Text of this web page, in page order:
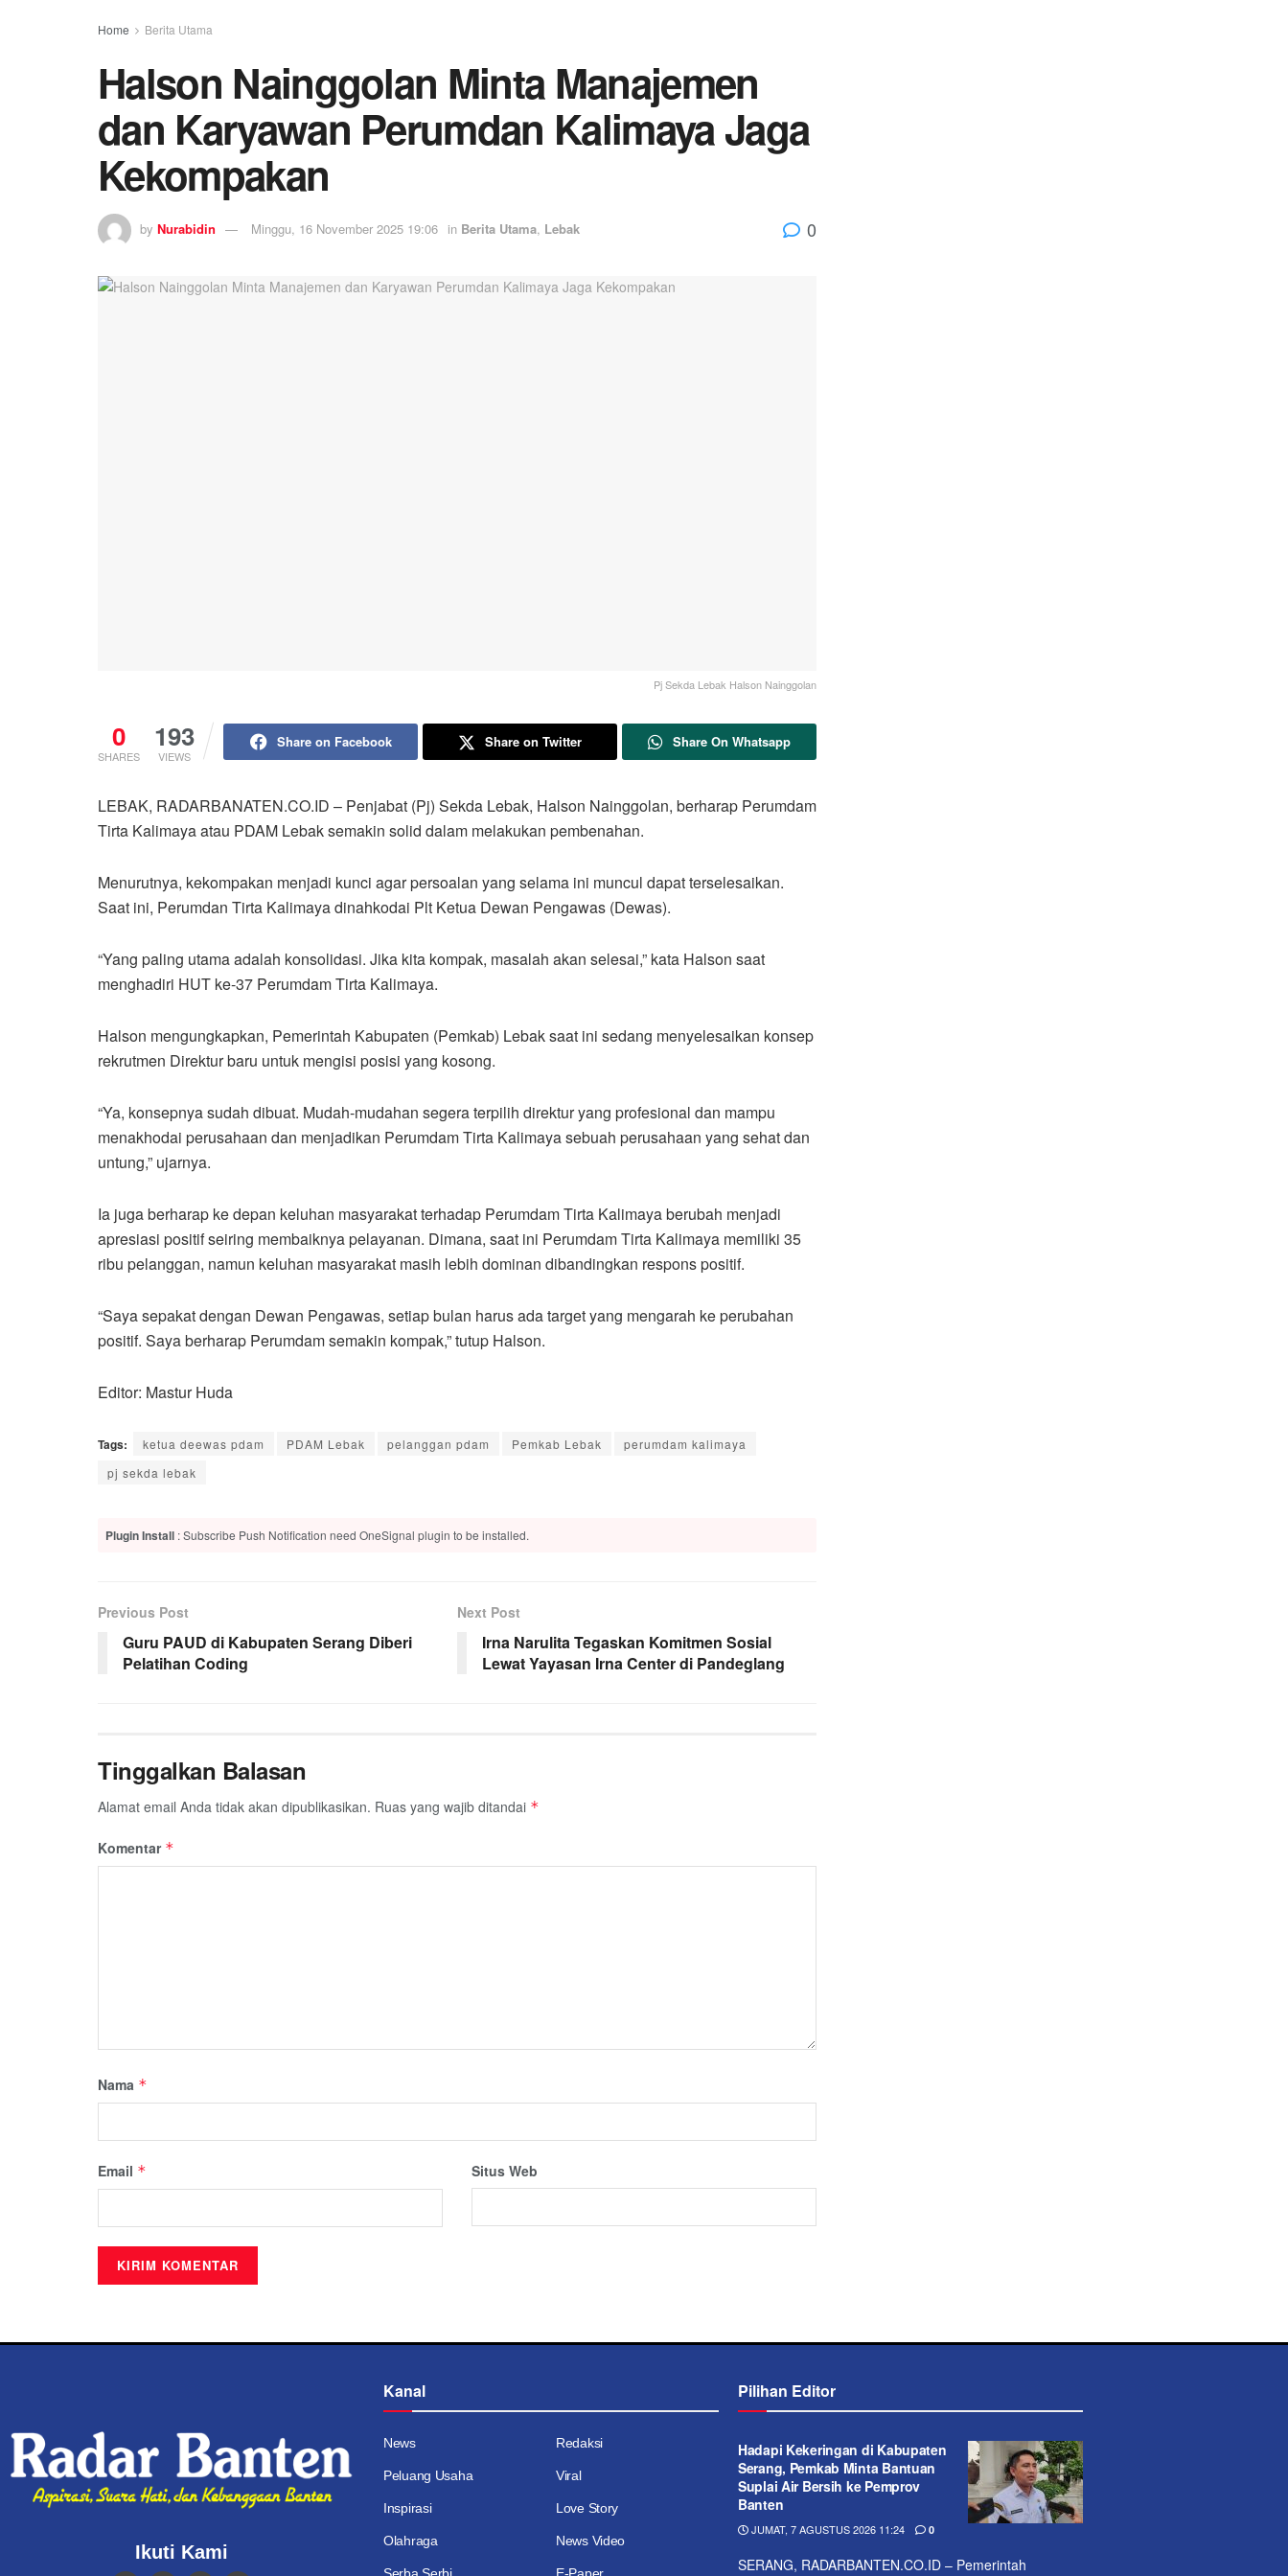
Home Berita Utama
Halson Nainggolan Minta Manajemen
dan Karyawan Perumdan Kalimaya Jaga
Kekompakan
by Nurabidin Minggu, 16 November 2025 19:06 in Berita Utama, Lebak 0
Pj Sekda Lebak Halson Nainggolan
0
SHARES
193
VIEWS
Share on Facebook Share on Twitter Share On Whatsapp
LEBAK, RADARBANATEN.CO.ID – Penjabat (Pj) Sekda Lebak, Halson Nainggolan, berharap Perumdam
Tirta Kalimaya atau PDAM Lebak semakin solid dalam melakukan pembenahan.
Menurutnya, kekompakan menjadi kunci agar persoalan yang selama ini muncul dapat terselesaikan.
Saat ini, Perumdan Tirta Kalimaya dinahkodai Plt Ketua Dewan Pengawas (Dewas).
“Yang paling utama adalah konsolidasi. Jika kita kompak, masalah akan selesai,” kata Halson saat
menghadiri HUT ke-37 Perumdam Tirta Kalimaya.
Halson mengungkapkan, Pemerintah Kabupaten (Pemkab) Lebak saat ini sedang menyelesaikan konsep
rekrutmen Direktur baru untuk mengisi posisi yang kosong.
“Ya, konsepnya sudah dibuat. Mudah-mudahan segera terpilih direktur yang profesional dan mampu
menakhodai perusahaan dan menjadikan Perumdam Tirta Kalimaya sebuah perusahaan yang sehat dan
untung,” ujarnya.
Ia juga berharap ke depan keluhan masyarakat terhadap Perumdam Tirta Kalimaya berubah menjadi
apresiasi positif seiring membaiknya pelayanan. Dimana, saat ini Perumdam Tirta Kalimaya memiliki 35
ribu pelanggan, namun keluhan masyarakat masih lebih dominan dibandingkan respons positif.
“Saya sepakat dengan Dewan Pengawas, setiap bulan harus ada target yang mengarah ke perubahan
positif. Saya berharap Perumdam semakin kompak,” tutup Halson.
Editor: Mastur Huda
Tags: ketua deewas pdam PDAM Lebak pelanggan pdam Pemkab Lebak
perumdam kalimaya
pj sekda lebak
Plugin Install : Subscribe Push Notification need OneSignal plugin to be installed.
Previous Post
Guru PAUD di Kabupaten Serang Diberi
Pelatihan Coding
Next Post
Irna Narulita Tegaskan Komitmen Sosial
Lewat Yayasan Irna Center di Pandeglang
Tinggalkan Balasan
Alamat email Anda tidak akan dipublikasikan. Ruas yang wajib ditandai *
Komentar *
Nama *
Email * Situs Web
Ikuti Kami
Kanal
News Redaksi
Peluang Usaha Viral
Inspirasi Love Story
Olahraga News Video
Pilihan Editor
Hadapi Kekeringan di Kabupaten
Serang, Pemkab Minta Bantuan
Suplai Air Bersih ke Pemprov
Banten
JUMAT, 7 AGUSTUS 2026 11:24 0
SERANG, RADARBANTEN.CO.ID – Pemerintah